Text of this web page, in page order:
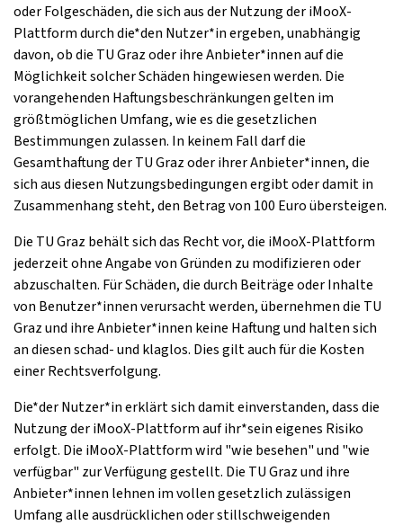
oder Folgeschäden, die sich aus der Nutzung der iMooX-
Plattform durch die*den Nutzer*in ergeben, unabhängig
davon, ob die TU Graz oder ihre Anbieter*innen auf die
Möglichkeit solcher Schäden hingewiesen werden. Die
vorangehenden Haftungsbeschränkungen gelten im
größtmöglichen Umfang, wie es die gesetzlichen
Bestimmungen zulassen. In keinem Fall darf die
Gesamthaftung der TU Graz oder ihrer Anbieter*innen, die
sich aus diesen Nutzungsbedingungen ergibt oder damit in
Zusammenhang steht, den Betrag von 100 Euro übersteigen.
Die TU Graz behält sich das Recht vor, die iMooX-Plattform
jederzeit ohne Angabe von Gründen zu modifizieren oder
abzuschalten. Für Schäden, die durch Beiträge oder Inhalte
von Benutzer*innen verursacht werden, übernehmen die TU
Graz und ihre Anbieter*innen keine Haftung und halten sich
an diesen schad- und klaglos. Dies gilt auch für die Kosten
einer Rechtsverfolgung.
Die*der Nutzer*in erklärt sich damit einverstanden, dass die
Nutzung der iMooX-Plattform auf ihr*sein eigenes Risiko
erfolgt. Die iMooX-Plattform wird "wie besehen" und "wie
verfügbar" zur Verfügung gestellt. Die TU Graz und ihre
Anbieter*innen lehnen im vollen gesetzlich zulässigen
Umfang alle ausdrücklichen oder stillschweigenden